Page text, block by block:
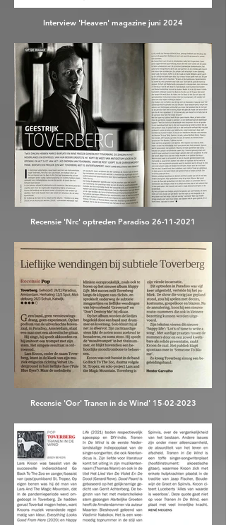
Interview 'Heaven' magazine juni 2024
Recensie 'Nrc' optreden Paradiso 26-11-2021
Recensie 'Oor' Tranen in de Wind' 15-02-2023